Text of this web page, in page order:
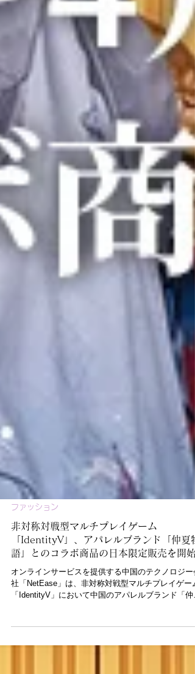
ファッション
非対称対戦型マルチプレイゲーム
「IdentityV」、アパレルブランド「仲夏物
語」とのコラボ商品の日本限定販売を開始
オンラインサービスを提供する中国のテクノロジー
物語」とのコラボレーション企画を実施いたします